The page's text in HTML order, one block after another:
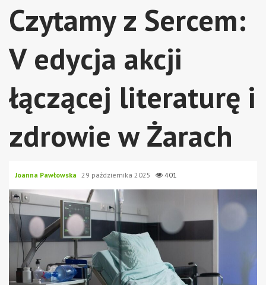
Czytamy z Sercem:
V edycja akcji
łączącej literaturę i
zdrowie w Żarach
Joanna Pawłowska 29 października 2025 401